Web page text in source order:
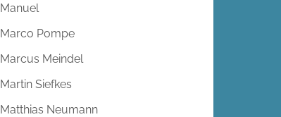
Manuel
Marco Pompe
Marcus Meindel
Martin Siefkes
Matthias Neumann